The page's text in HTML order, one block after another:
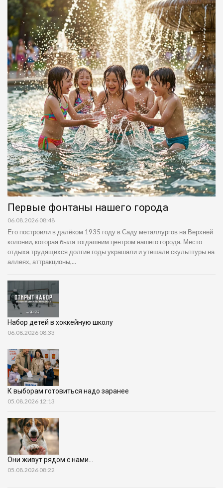
Первые фонтаны нашего города
06.08.2026 08:48
Его построили в далёком 1935 году в Саду металлургов на Верхней
колонии, которая была тогдашним центром нашего города. Место
отдыха трудящихся долгие годы украшали и утешали скульптуры на
аллеях, аттракционы,...
Набор детей в хоккейную школу
06.08.2026 08:33
К выборам готовиться надо заранее
05.08.2026 12:13
Они живут рядом с нами…
05.08.2026 08:22